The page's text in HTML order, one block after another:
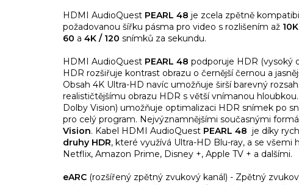
HDMI AudioQuest PEARL 48 je zcela zpětně
požadovanou šířku pásma pro video s rozlišením až 10K
60 a 4K / 120 snímků za sekundu.
HDMI AudioQuest PEARL 48 podporuje HDR (vysoký
HDR rozšiřuje kontrast obrazu o černější černou a
Obsah 4K Ultra-HD navíc umožňuje širší barevný
realističtějšímu obrazu HDR s větší vnímanou
Dolby Vision) umožňuje optimalizaci HDR snímek po
pro celý program. Nejvýznamnějšími současnými
Vision. Kabel HDMI AudioQuest PEARL 48 je díky
druhy HDR, které využívá Ultra-HD Blu-ray, a se
Netflix, Amazon Prime, Disney +, Apple TV + a dalšími.
eARC (rozšířený zpětný zvukový kanál) - Zpětný